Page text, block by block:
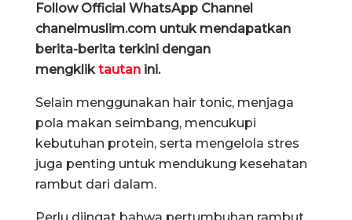
Follow Official WhatsApp Channel
chanelmuslim.com untuk mendapatkan
berita-berita terkini dengan
mengklik tautan ini.
Selain menggunakan hair tonic, menjaga
pola makan seimbang, mencukupi
kebutuhan protein, serta mengelola stres
juga penting untuk mendukung kesehatan
rambut dari dalam.